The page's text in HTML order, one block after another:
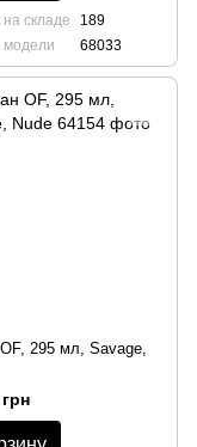
складе
189
модели
68033
295 мл, Savage,